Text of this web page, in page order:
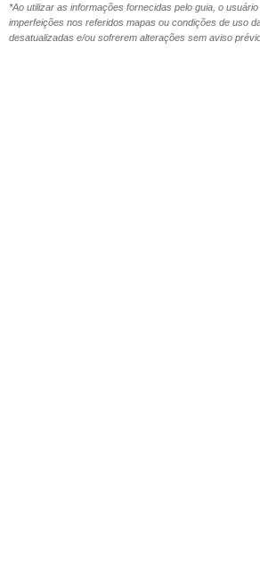
*Ao utilizar as informações fornecidas pelo guia, o
imperfeições nos referidos mapas ou condições de uso
desatualizadas e/ou sofrerem alterações sem aviso